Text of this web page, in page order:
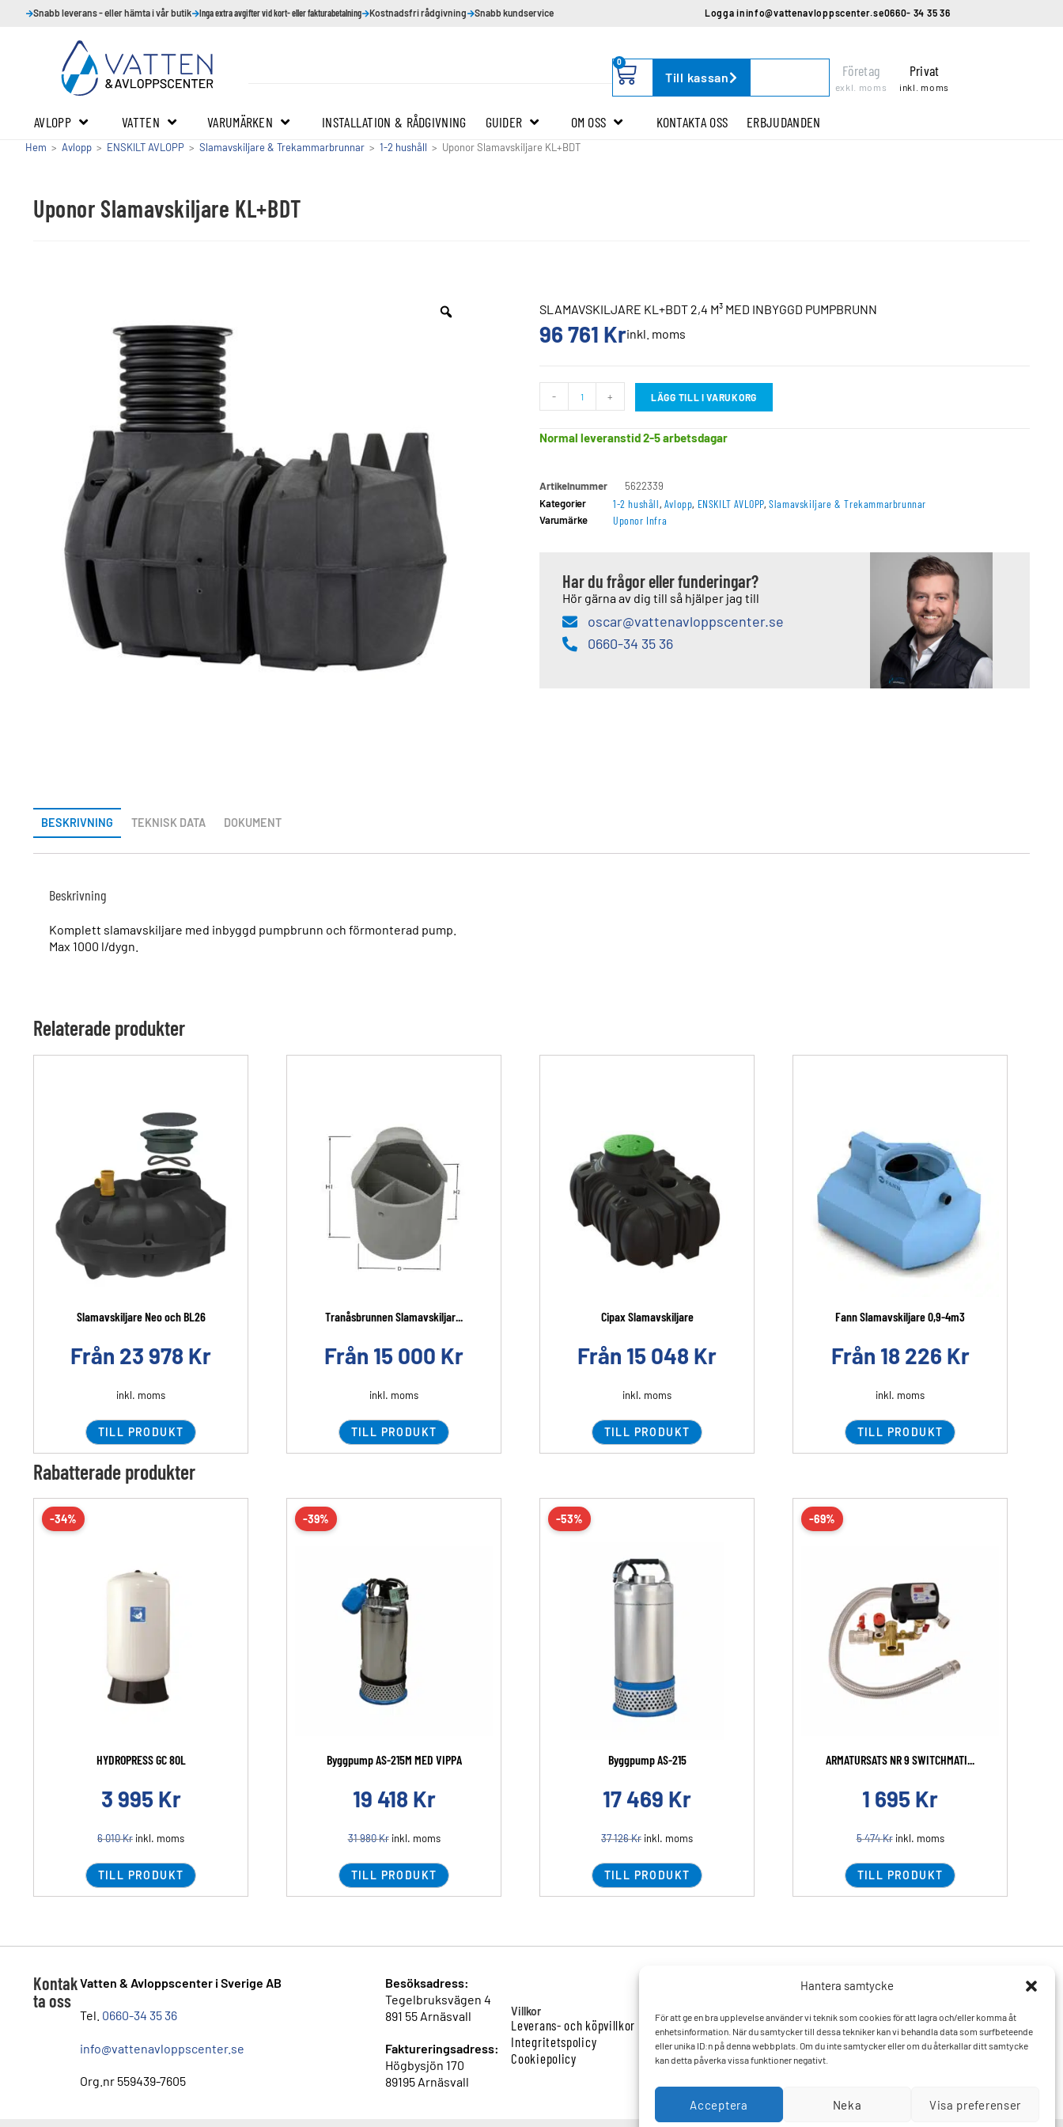
Hantera samtycke
För att ge en bra upplevelse använder vi teknik som cookies för att lagra och/eller komma åt
enhetsinformation. När du samtycker till dessa tekniker kan vi behandla data som surfbeteende
eller unika ID:n på denna webbplats. Om du inte samtycker eller om du återkallar ditt samtycke
kan detta påverka vissa funktioner negativt.
Acceptera Neka Visa preferenser
Snabb leverans - eller hämta i vår butik Inga extra avgifter vid kort- eller fakturabetalning Kostnadsfri rådgivning Snabb kundservice Logga ininfo@vattenavloppscenter.se0660- 34 35 36
0
Till kassan Företag
exkl. moms
Privat
inkl. moms
AVLOPP VATTEN VARUMÄRKEN INSTALLATION & RÅDGIVNING GUIDER OM OSS KONTAKTA OSS ERBJUDANDEN
Hem > Avlopp > ENSKILT AVLOPP > Slamavskiljare & Trekammarbrunnar > 1-2 hushåll > Uponor Slamavskiljare KL+BDT
Uponor Slamavskiljare KL+BDT
SLAMAVSKILJARE KL+BDT 2,4 M³ MED INBYGGD PUMPBRUNN
96 761 Krinkl. moms
- + LÄGG TILL I VARUKORG
Normal leveranstid 2-5 arbetsdagar
Artikelnummer
5622339
Kategorier
1-2 hushåll, Avlopp, ENSKILT AVLOPP,Slamavskiljare & Trekammarbrunnar
Varumärke Uponor Infra
Har du frågor eller funderingar?
Hör gärna av dig till så hjälper jag till
oscar@vattenavloppscenter.se
0660-34 35 36
BESKRIVNING TEKNISK DATA DOKUMENT
Beskrivning
Komplett slamavskiljare med inbyggd pumpbrunn och förmonterad pump.
Max 1000 l/dygn.
Relaterade produkter
Slamavskiljare Neo och BL26
Från 23 978 Kr
inkl. moms
TILL PRODUKT
Tranåsbrunnen Slamavskiljar...
Från 15 000 Kr
inkl. moms
TILL PRODUKT
Cipax Slamavskiljare
Från 15 048 Kr
inkl. moms
TILL PRODUKT
Fann Slamavskiljare 0,9-4m3
Från 18 226 Kr
inkl. moms
TILL PRODUKT
Rabatterade produkter
-34%
HYDROPRESS GC 80L
3 995 Kr
6 010Kr inkl. moms
TILL PRODUKT
-39%
Byggpump AS-215M MED VIPPA
19 418 Kr
31 980Krinkl. moms
TILL PRODUKT
-53%
Byggpump AS-215
17 469 Kr
37 126Kr inkl. moms
TILL PRODUKT
-69%
ARMATURSATS NR 9 SWITCHMATI...
1 695 Kr
5 474Krinkl. moms
TILL PRODUKT
Kontak
ta oss
Vatten & Avloppscenter i Sverige AB
Tel. 0660-34 35 36
info@vattenavloppscenter.se
Org.nr 559439-7605
Besöksadress:
Tegelbruksvägen 4
891 55 Arnäsvall
Faktureringsadress:
Högbysjön 170
89195 Arnäsvall
Villkor
Leverans- och köpvillkor
Integritetspolicy
Cookiepolicy
Varumärken
Mitt konto
Vanliga frågor och svar
Kontakta oss
Hitta till oss